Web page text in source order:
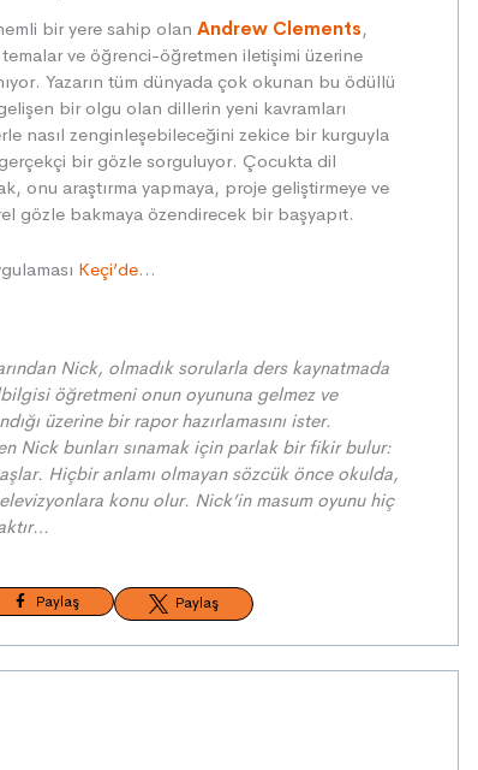
bir yere sahip olanAndrew Clements,
ve öğrenci-öğretmen iletişimi üzerine
Yazarın tüm dünyada çok okunan bu ödüllü
bir olgu olan dillerin yeni kavramları
nasıl zenginleşebileceğini zekice bir kurguyla
gerçekçi bir gözle sorguluyor. Çocukta dil
onu araştırma yapmaya, proje geliştirmeye ve
gözle bakmaya özendirecek bir başyapıt.
Keçi’de…
Nick, olmadık sorularla ders kaynatmada
öğretmeni onun oyununa gelmez ve
üzerine bir rapor hazırlamasını ister.
Nick bunları sınamak için parlak bir fikir bulur:
Hiçbir anlamı olmayan sözcük önce okulda,
konu olur. Nick’in masum oyunu hiç
Paylaş Paylaş